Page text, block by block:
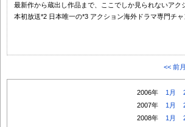
最新作から蔵出し作品まで、ここでしか見られないア
本初放送*2 日本唯一の*3 アクション海外ドラマ専門チャ
<< 前月
2006年 1月
2007年
1月
2008年
1月